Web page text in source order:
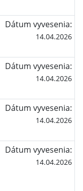
Dátum vyvesenia:
14.04.2026
Dátum vyvesenia:
14.04.2026
Dátum vyvesenia:
14.04.2026
Dátum vyvesenia:
14.04.2026